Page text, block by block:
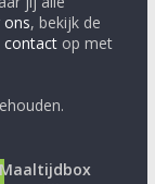
ons, bekijk de
contactop met
Maaltijdbox